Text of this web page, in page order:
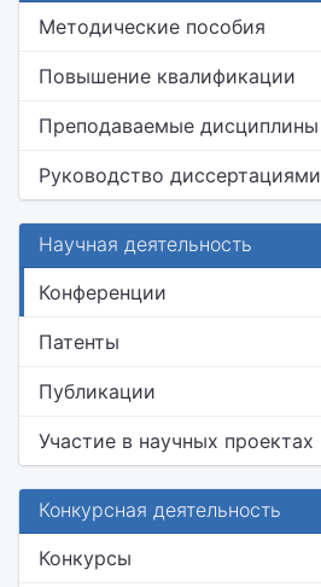
Методические пособия
Повышение квалификации
Преподаваемые дисциплины
Руководство диссертациями
Научная деятельность
Конференции
Патенты
Публикации
Участие в научных проектах
Конкурсная деятельность
Конкурсы